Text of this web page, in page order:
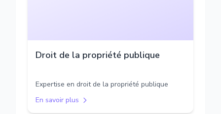
Droit de la propriété publique
Expertise en droit de la propriété publique
En savoir plus